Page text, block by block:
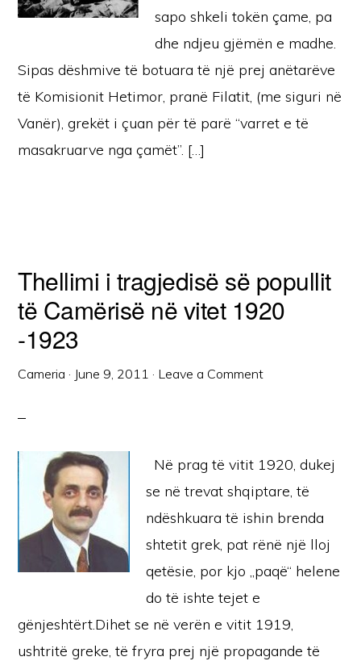
sapo shkeli tokën çame, pa
dhe ndjeu gjëmën e madhe.
Sipas dëshmive të botuara të një prej anëtarëve
të Komisionit Hetimor, pranë Filatit, (me siguri në
Vanër), grekët i çuan për të parë “varret e të
masakruarve nga çamët”. […]
Thellimi i tragjedisë së popullit
të Camërisë në vitet 1920
-1923
Cameria · June 9, 2011 · Leave a Comment
Në prag të vitit 1920, dukej
se në trevat shqiptare, të
ndëshkuara të ishin brenda
shtetit grek, pat rënë një lloj
qetësie, por kjo „paqë“ helene
do të ishte tejet e
gënjeshtërt.Dihet se në verën e vitit 1919,
ushtritë greke, të fryra prej një propagande të